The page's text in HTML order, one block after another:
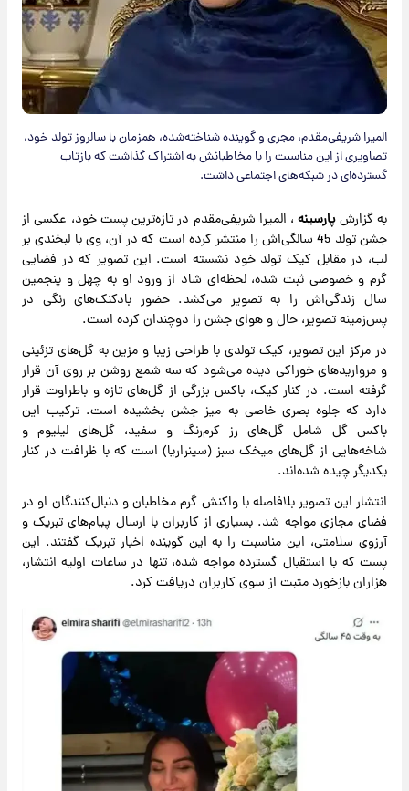
المیرا شریفی‌مقدم، مجری و گوینده شناخته‌شده، همزمان با سالروز تولد خود،
تصاویری از این مناسبت را با مخاطبانش به اشتراک گذاشت که بازتاب
گسترده‌ای در شبکه‌های اجتماعی داشت.
به گزارشپارسینه، المیرا شریفی‌مقدم در تازه‌ترین پست خود، عکسی از
جشن تولد 45 سالگی‌اش را منتشر کرده است که در آن، وی با لبخندی بر
لب، در مقابل کیک تولد خود نشسته است. این تصویر که در فضایی
گرم و خصوصی ثبت شده، لحظه‌ای شاد از ورود او به چهل و پنجمین
سال زندگی‌اش را به تصویر می‌کشد. حضور بادکنک‌های رنگی در
پس‌زمینه تصویر، حال و هوای جشن را دوچندان کرده است.
در مرکز این تصویر، کیک تولدی با طراحی زیبا و مزین به گل‌های تزئینی
و مرواریدهای خوراکی دیده می‌شود که سه شمع روشن بر روی آن قرار
گرفته است. در کنار کیک، باکس بزرگی از گل‌های تازه و باطراوت قرار
دارد که جلوه بصری خاصی به میز جشن بخشیده است. ترکیب این
باکس گل شامل گل‌های رز کرم‌رنگ و سفید، گل‌های لیلیوم و
شاخه‌هایی از گل‌های میخک سبز (سینراریا) است که با ظرافت در کنار
یکدیگر چیده شده‌اند.
انتشار این تصویر بلافاصله با واکنش گرم مخاطبان و دنبال‌کنندگان او در
فضای مجازی مواجه شد. بسیاری از کاربران با ارسال پیام‌های تبریک و
آرزوی سلامتی، این مناسبت را به این گوینده اخبار تبریک گفتند. این
پست که با استقبال گسترده مواجه شده، تنها در ساعات اولیه انتشار،
هزاران بازخورد مثبت از سوی کاربران دریافت کرد.